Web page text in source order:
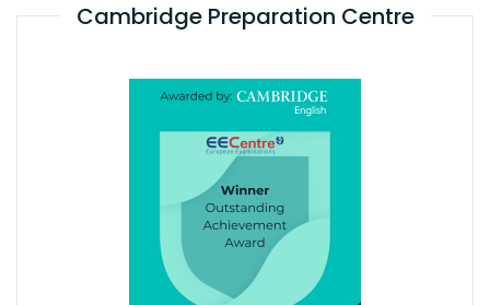
Cambridge Preparation Centre